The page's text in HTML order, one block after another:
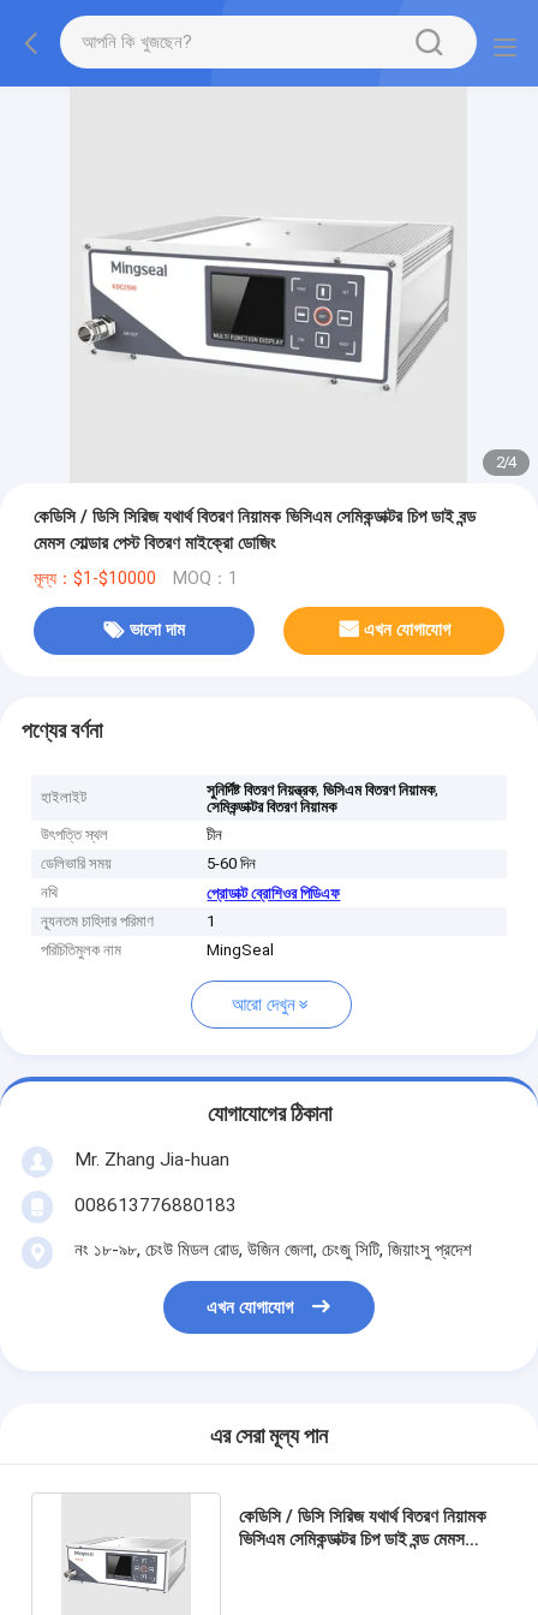
2/4
কেডিসি / ডিসি সিরিজ যথার্থ বিতরণ নিয়ামক ভিসিএম সেমিকন্ডাক্টর চিপ ডাই বন্ড
মেমস সোল্ডার পেস্ট বিতরণ মাইক্রো ডোজিং
মূল্য：$1-$10000 MOQ：1
ভালো দাম এখন যোগাযোগ
পণ্যের বর্ণনা
হাইলাইট সুনির্দিষ্ট বিতরণ নিয়ন্ত্রক,ভিসিএম বিতরণ নিয়ামক,
সেমিকন্ডাক্টর বিতরণ নিয়ামক
উৎপত্তি স্থল
চীন
ডেলিভারি সময়
5-60 দিন
নথি
প্রোডাক্ট ব্রোশিওর পিডিএফ
ন্যূনতম চাহিদার পরিমাণ
1
পরিচিতিমুলক নাম
MingSeal
আরো দেখুন
যোগাযোগের ঠিকানা
Mr. Zhang Jia-huan
008613776880183
নং ১৮-৯৮, চেংউ মিডল রোড, উজিন জেলা, চেংজু সিটি, জিয়াংসু প্রদেশ
এখন যোগাযোগ
এর সেরা মূল্য পান
কেডিসি / ডিসি সিরিজ যথার্থ বিতরণ নিয়ামক
ভিসিএম সেমিকন্ডাক্টর চিপ ডাই বন্ড মেমস